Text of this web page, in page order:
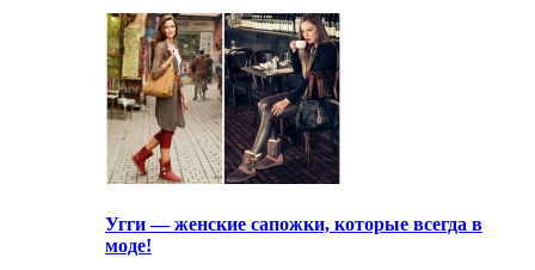
Угги — женские сапожки, которые всегда в
моде!